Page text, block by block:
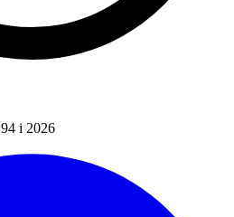
94 i 2026